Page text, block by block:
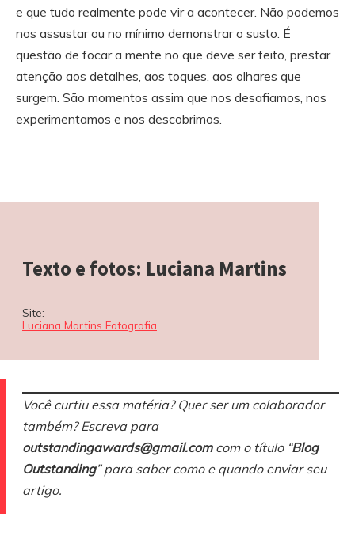
e que tudo realmente pode vir a acontecer. Não podemos
nos assustar ou no mínimo demonstrar o susto. É
questão de focar a mente no que deve ser feito, prestar
atenção aos detalhes, aos toques, aos olhares que
surgem. São momentos assim que nos desafiamos, nos
experimentamos e nos descobrimos.
Texto e fotos: Luciana Martins
Site:
Luciana Martins Fotografia
Você curtiu essa matéria? Quer ser um colaborador
também? Escreva para
outstandingawards@gmail.comcom o título “Blog
Outstanding” para saber como e quando enviar seu
artigo.